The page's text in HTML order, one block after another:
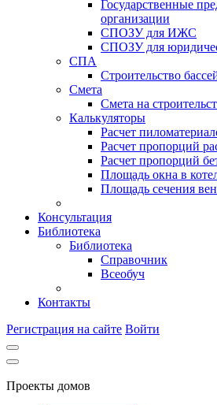
Государственные
организации
СПОЗУ для ИЖС
СПОЗУ для
СПА
Строительство
Смета
Смета на
Калькуляторы
Расчет
Расчет пропорций
Расчет пропорций
Площадь окна в
Площадь сечения
Консультация
Библиотека
Библиотека
Справочник
Всеобуч
Контакты
Регистрация на сайте Войти
Проекты домов